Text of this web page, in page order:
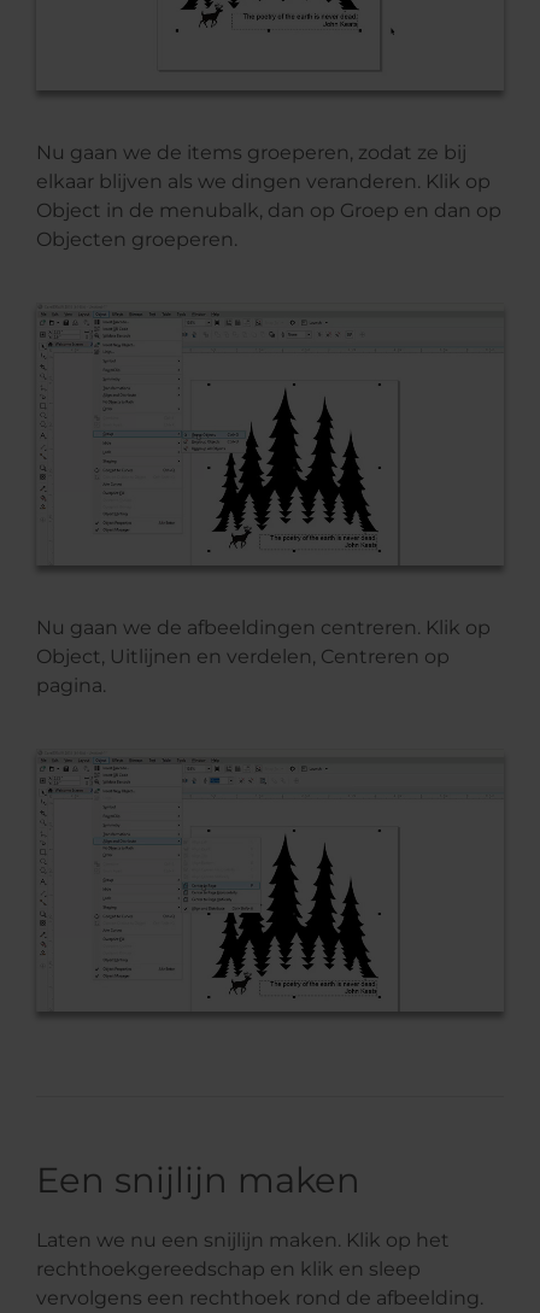
Nu gaan we de items groeperen, zodat ze bij
elkaar blijven als we dingen veranderen. Klik op
Object in de menubalk, dan op Groep en dan op
Objecten groeperen.
Nu gaan we de afbeeldingen centreren. Klik op
Object, Uitlijnen en verdelen, Centreren op
pagina.
Een snijlijn maken
Laten we nu een snijlijn maken. Klik op het
rechthoekgereedschap en klik en sleep
vervolgens een rechthoek rond de afbeelding.